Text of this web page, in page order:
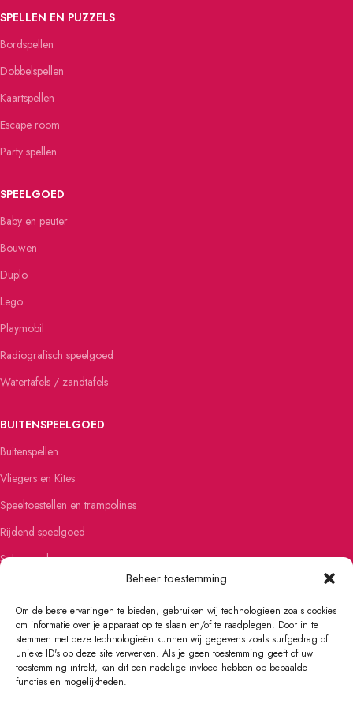
Beheer toestemming
Om de beste ervaringen te bieden, gebruiken wij technologieën zoals cookies
om informatie over je apparaat op te slaan en/of te raadplegen. Door in te
stemmen met deze technologieën kunnen wij gegevens zoals surfgedrag of
unieke ID's op deze site verwerken. Als je geen toestemming geeft of uw
toestemming intrekt, kan dit een nadelige invloed hebben op bepaalde
functies en mogelijkheden.
SPELLEN EN PUZZELS
Bordspellen
Dobbelspellen
Kaartspellen
Escape room
Party spellen
SPEELGOED
Baby en peuter
Bouwen
Duplo
Lego
Playmobil
Radiografisch speelgoed
Watertafels / zandtafels
BUITENSPEELGOED
Buitenspellen
Vliegers en Kites
Speeltoestellen en trampolines
Rijdend speelgoed
Schommels
FIETSEN EN SKATEN
Kinderfietsen
Loopfietsen